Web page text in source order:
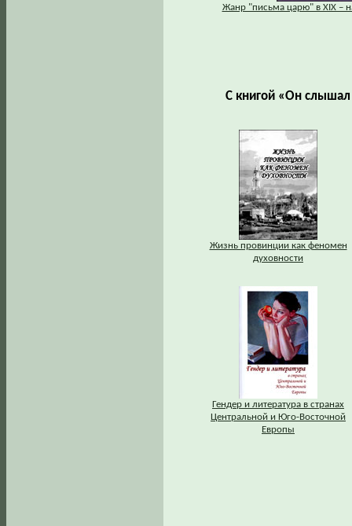
Жанр "письма царю" в XIX –
С книгой «Он
Жизнь провинции как феномен
духовности
Гендер и литература в странах
Центральной и Юго-Восточной
Европы